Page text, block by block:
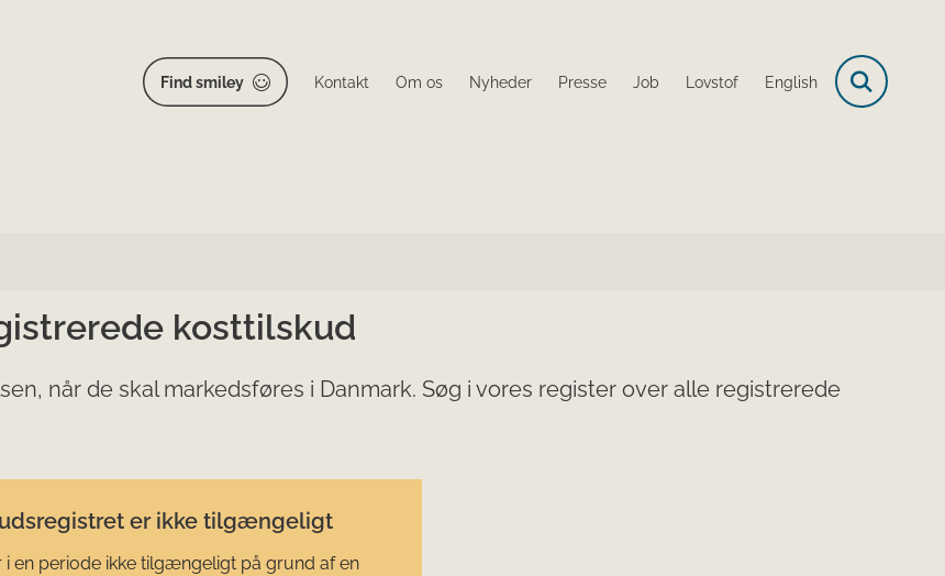
Find smiley Kontakt Om os Nyheder Presse Job Lovstof English
kosttilskud
når de skal markedsføres i Danmark. Søg i vores register over alle registrerede
er ikke tilgængeligt
i en periode ikke tilgængeligt på grund af en